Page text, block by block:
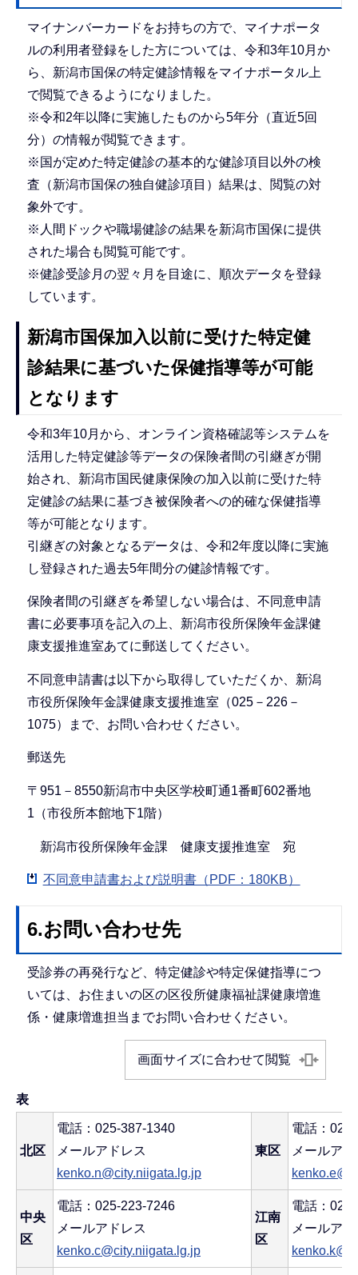
マイナンバーカードをお持ちの方で、マイナポータ
ルの利用者登録をした方については、令和3年10月か
ら、新潟市国保の特定健診情報をマイナポータル上
で閲覧できるようになりました。
※令和2年以降に実施したものから5年分（直近5回
分）の情報が閲覧できます。
※国が定めた特定健診の基本的な健診項目以外の検
査（新潟市国保の独自健診項目）結果は、閲覧の対
象外です。
※人間ドックや職場健診の結果を新潟市国保に提供
された場合も閲覧可能です。
※健診受診月の翌々月を目途に、順次データを登録
しています。
新潟市国保加入以前に受けた特定健
診結果に基づいた保健指導等が可能
となります
令和3年10月から、オンライン資格確認等システムを
活用した特定健診等データの保険者間の引継ぎが開
始され、新潟市国民健康保険の加入以前に受けた特
定健診の結果に基づき被保険者への的確な保健指導
等が可能となります。
引継ぎの対象となるデータは、令和2年度以降に実施
し登録された過去5年間分の健診情報です。
保険者間の引継ぎを希望しない場合は、不同意申請
書に必要事項を記入の上、新潟市役所保険年金課健
康支援推進室あてに郵送してください。
不同意申請書は以下から取得していただくか、新潟
市役所保険年金課健康支援推進室（025－226－
1075）まで、お問い合わせください。
郵送先
〒951－8550新潟市中央区学校町通1番町602番地
1（市役所本館地下1階）
新潟市役所保険年金課 健康支援推進室 宛
不同意申請書および説明書（PDF：180KB）
6.お問い合わせ先
受診券の再発行など、特定健診や特定保健指導につ
いては、お住まいの区の区役所健康福祉課健康増進
係・健康増進担当までお問い合わせください。
画面サイズに合わせて閲覧
表
北区
電話：025-387-1340
メールアドレス
kenko.n@city.niigata.lg.jp
東区
電話：
メールア
中央
区
電話：025-223-7246
メールアドレス
kenko.c@city.niigata.lg.jp
江南
区
電話：
メールア